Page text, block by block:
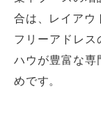
合は、レイアウ
フリーアドレ
ハウが豊富な専
めです。